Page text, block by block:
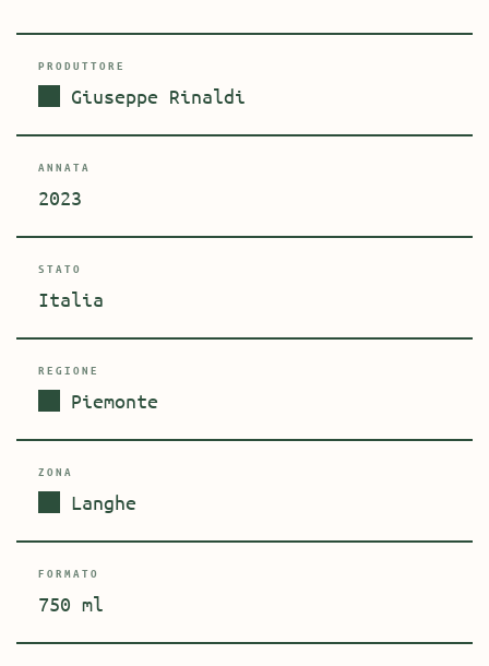
PRODUTTORE
Giuseppe Rinaldi
ANNATA
2023
STATO
Italia
REGIONE
Piemonte
ZONA
Langhe
FORMATO
750 ml